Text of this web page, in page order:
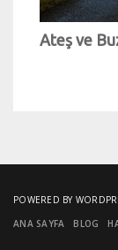
Ateş ve
POWERED BY
ANA SAYFA
BLOG